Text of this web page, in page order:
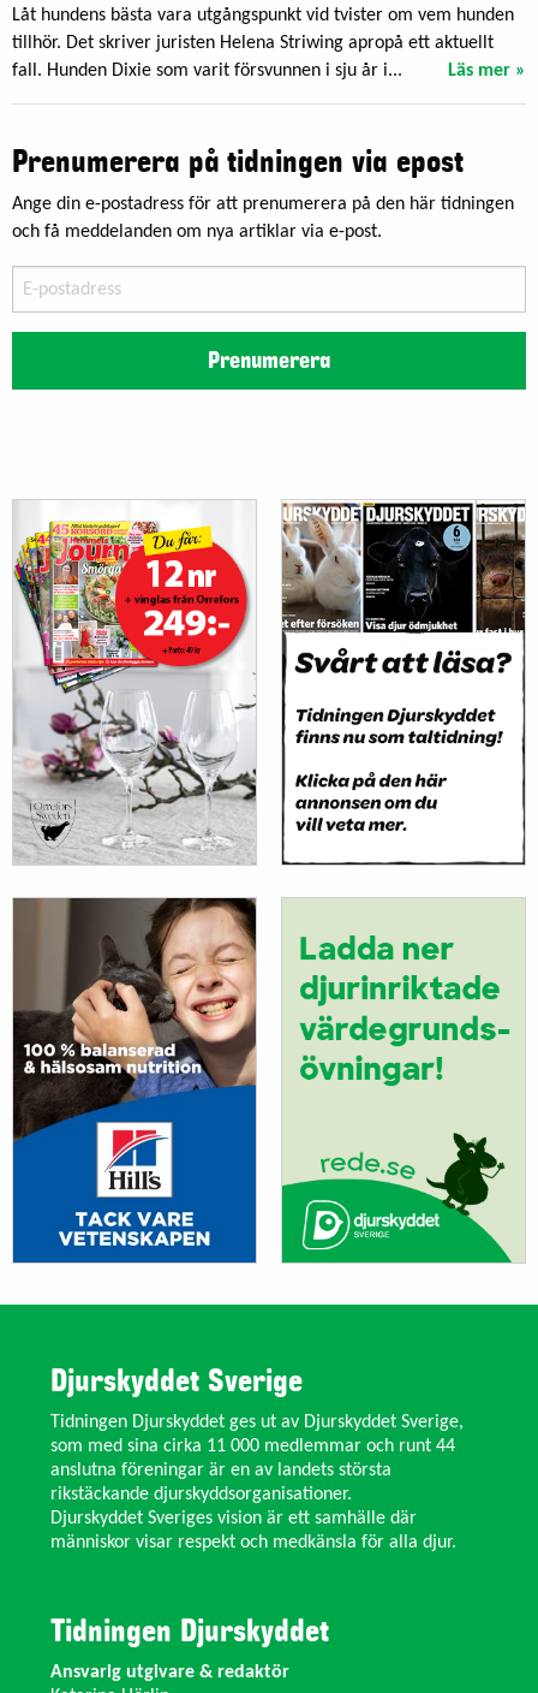
Låt hundens bästa vara utgångspunkt vid tvister om vem hunden
tillhör. Det skriver juristen Helena Striwing apropå ett aktuellt
fall. Hunden Dixie som varit försvunnen i sju år i...
Läs mer »
Prenumerera på tidningen via epost
Ange din e-postadress för att prenumerera på den här tidningen
och få meddelanden om nya artiklar via e-post.
postadress
Prenumerera
Djurskyddet Sverige
Tidningen Djurskyddet ges ut av Djurskyddet Sverige,
som med sina cirka 11 000 medlemmar och runt 44
anslutna föreningar är en av landets största
rikstäckande djurskyddsorganisationer.
Djurskyddet Sveriges vision är ett samhälle där
människor visar respekt och medkänsla för alla djur.
Tidningen Djurskyddet
Ansvarig utgivare & redaktör